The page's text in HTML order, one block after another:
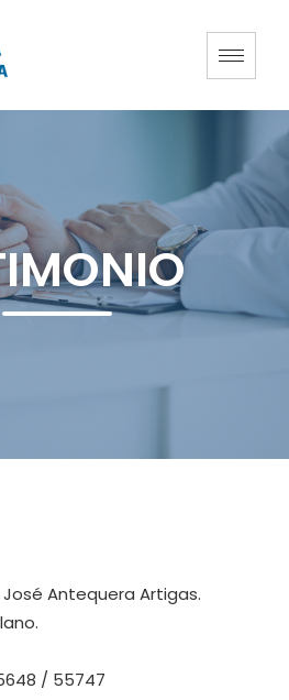
José Antequera Artigas.
/ 55747